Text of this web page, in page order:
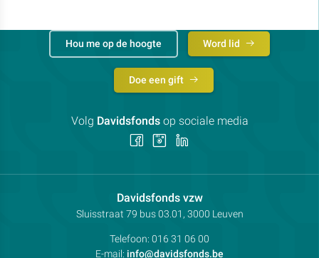
Davidsfonds vzwContactpersoon:
Adres:
Sluisstraat 79 bus 03.01, 3000 Leuven
Telefoon: 016 31 06 00
E-mail: info@davidsfonds.be
Hou me op de hoogte Word lid
Doe een gift
Volg Davidsfondsop sociale media
Volg Volg